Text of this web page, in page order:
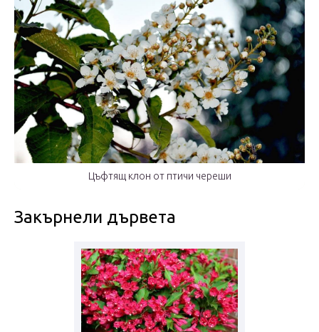
Цъфтящ клон от птичи череши
Закърнели дървета